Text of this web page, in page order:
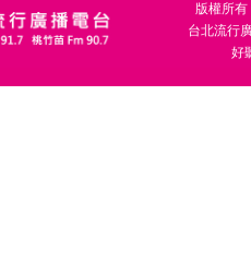
版權所
台北流行
好